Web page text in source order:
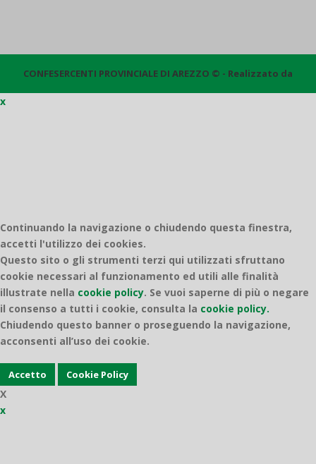
CONFESERCENTI PROVINCIALE DI AREZZO © - Realizzato da
x
Continuando la navigazione o chiudendo questa finestra,
accetti l'utilizzo dei cookies.
Questo sito o gli strumenti terzi qui utilizzati sfruttano
cookie necessari al funzionamento ed utili alle finalità
illustrate nella cookie policy. Se vuoi saperne di più o negare
il consenso a tutti i cookie, consulta la cookie policy.
Chiudendo questo banner o proseguendo la navigazione,
acconsenti all’uso dei cookie.
Accetto Cookie Policy
X
x